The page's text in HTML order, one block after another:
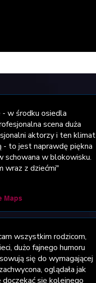
w środku osiedla
scena duża
aktorzy i ten klimat
- to jest naprawdę piękna
schowana w blokowisku.
wraz z dziećmi"
Maps
wszystkim rodzicom,
dużo fajnego humoru
się do wymagającej
oglądała jak
doczekać się kolejnego